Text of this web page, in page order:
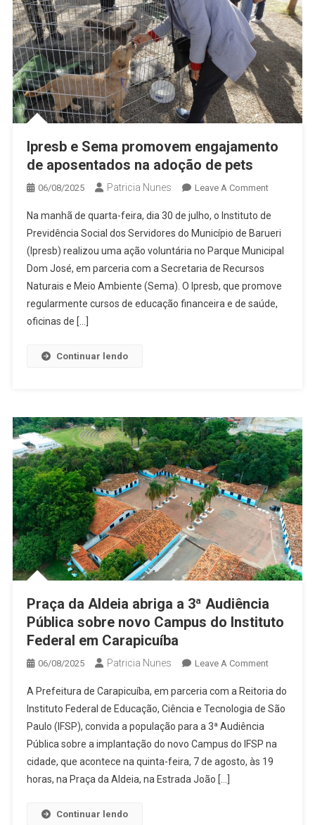
Ipresb e Sema promovem engajamento
de aposentados na adoção de pets
06/08/2025 Patricia Nunes Leave A CommentOn
E
Sema
Promovem
De
Na manhã de quarta-feira, dia 30 de julho, o Instituto de
Previdência Social dos Servidores do Município de Barueri
(Ipresb) realizou uma ação voluntária no Parque Municipal
Dom José, em parceria com a Secretaria de Recursos
Naturais e Meio Ambiente (Sema). O Ipresb, que promove
regularmente cursos de educação financeira e de saúde,
oficinas de […]
Continuar lendo
Praça da Aldeia abriga a 3ª Audiência
Pública sobre novo Campus do Instituto
Federal em Carapicuíba
06/08/2025 Patricia Nunes Leave A CommentOn
Da
Aldeia
A
3ª
A Prefeitura de Carapicuíba, em parceria com a Reitoria do
Instituto Federal de Educação, Ciência e Tecnologia de São
Paulo (IFSP), convida a população para a 3ª Audiência
Pública sobre a implantação do novo Campus do IFSP na
cidade, que acontece na quinta-feira, 7 de agosto, às 19
horas, na Praça da Aldeia, na Estrada João […]
Continuar lendo